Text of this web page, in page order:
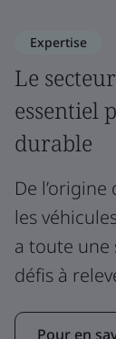
Expertise
Le
essentiel
durable
De
les
a toute une
défis à
Pour en